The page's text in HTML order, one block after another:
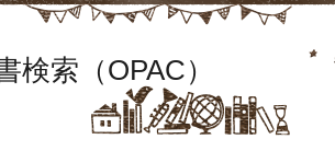
検索（OPAC）